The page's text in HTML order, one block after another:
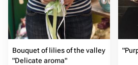
Bouquet of lilies of the valley
"Delicate aroma"